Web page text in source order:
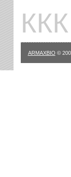
ККК
ARMAXBIO ©